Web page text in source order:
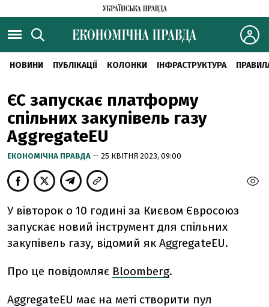
НОВИНИ ПУБЛІКАЦІЇ КОЛОНКИ ІНФРАСТРУКТУРА
ЄС запускає платформу
спільних закупівель газу
AggregateEU
ЕКОНОМІЧНА ПРАВДА — 25 КВІТНЯ 2023, 09:00
У вівторок о 10 годині за Києвом Євросоюз
запускає новий інструмент для спільних
закупівель газу, відомий як AggregateEU.
Про це повідомляє Bloomberg.
AggregateEU має на меті створити пул